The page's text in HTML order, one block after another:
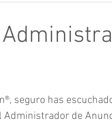
seguro has
Administrador de